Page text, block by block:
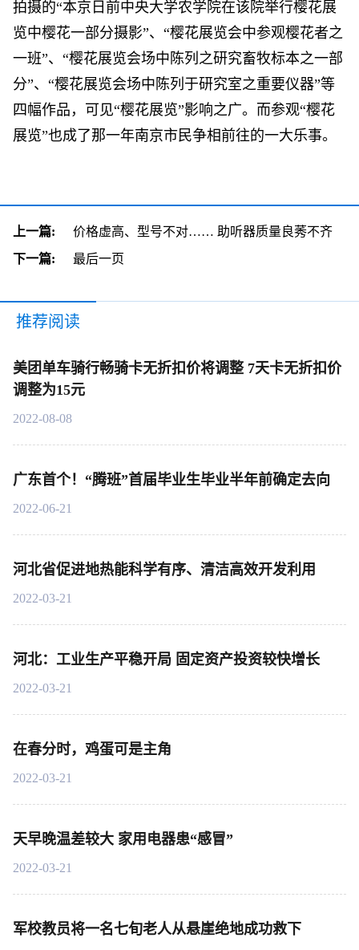
拍摄的“本京日前中央大学农学院在该院举行樱花展
览中樱花一部分摄影”、“樱花展览会中参观樱花者之
一班”、“樱花展览会场中陈列之研究畜牧标本之一部
分”、“樱花展览会场中陈列于研究室之重要仪器”等
四幅作品，可见“樱花展览”影响之广。而参观“樱花
展览”也成了那一年南京市民争相前往的一大乐事。
上一篇:
价格虚高、型号不对…… 助听器质量良莠不齐
下一篇:
最后一页
推荐阅读
美团单车骑行畅骑卡无折扣价将调整 7天卡无折扣价
调整为15元
2022-08-08
广东首个！“腾班”首届毕业生毕业半年前确定去向
2022-06-21
河北省促进地热能科学有序、清洁高效开发利用
2022-03-21
河北：工业生产平稳开局 固定资产投资较快增长
2022-03-21
在春分时，鸡蛋可是主角
2022-03-21
天早晚温差较大 家用电器患“感冒”
2022-03-21
军校教员将一名七旬老人从悬崖绝地成功救下